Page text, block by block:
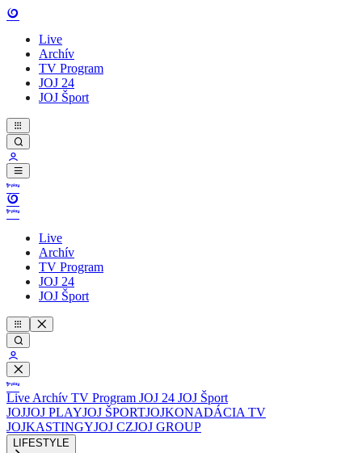
Live
Archív
TV Program
JOJ 24
JOJ Šport
Live
Archív
TV Program
JOJ 24
JOJ Šport
Live Archív TV Program JOJ 24 JOJ Šport
JOJJOJ PLAYJOJ ŠPORTJOJKONADÁCIA TV
JOJKASTINGYJOJ CZJOJ GROUP
LIFESTYLE